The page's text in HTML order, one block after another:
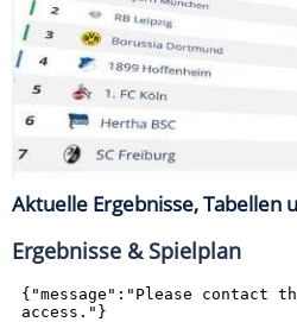
Aktuelle Ergebnisse, Tabellen
Ergebnisse & Spielplan